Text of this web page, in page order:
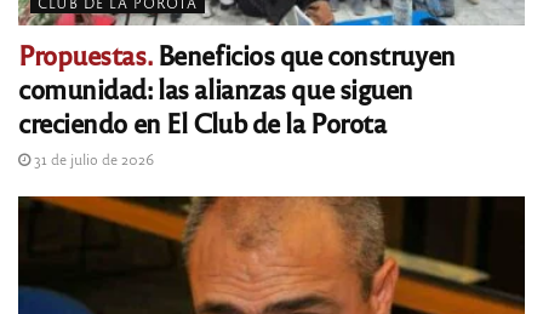
Propuestas.Beneficios que construyen
comunidad: las alianzas que siguen
creciendo en El Club de la Porota
31 de julio de 2026